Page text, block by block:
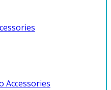
Accessories